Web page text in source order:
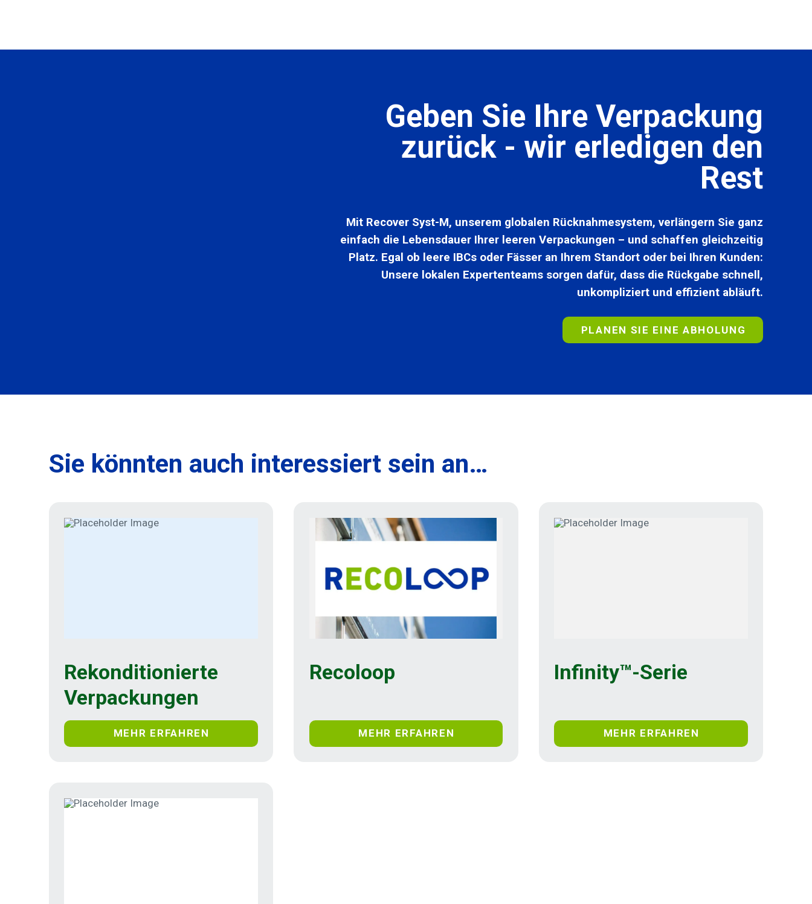
Geben Sie Ihre Verpackung
zurück - wir erledigen den
Rest
Mit Recover Syst-M, unserem globalen Rücknahmesystem, verlängern Sie ganz
einfach die Lebensdauer Ihrer leeren Verpackungen – und schaffen gleichzeitig
Platz. Egal ob leere IBCs oder Fässer an Ihrem Standort oder bei Ihren Kunden:
Unsere lokalen Expertenteams sorgen dafür, dass die Rückgabe schnell,
unkompliziert und effizient abläuft.
PLANEN SIE EINE ABHOLUNG
Sie könnten auch interessiert sein an…
Rekonditionierte
Verpackungen
MEHR ERFAHREN
Recoloop
MEHR ERFAHREN
Infinity™-Serie
MEHR ERFAHREN